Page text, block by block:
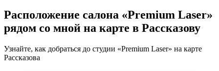
Расположение салона «Premium Laser»
рядом со мной на карте в Рассказову
Узнайте, как добраться до студии «Premium Laser» на карте
Рассказова